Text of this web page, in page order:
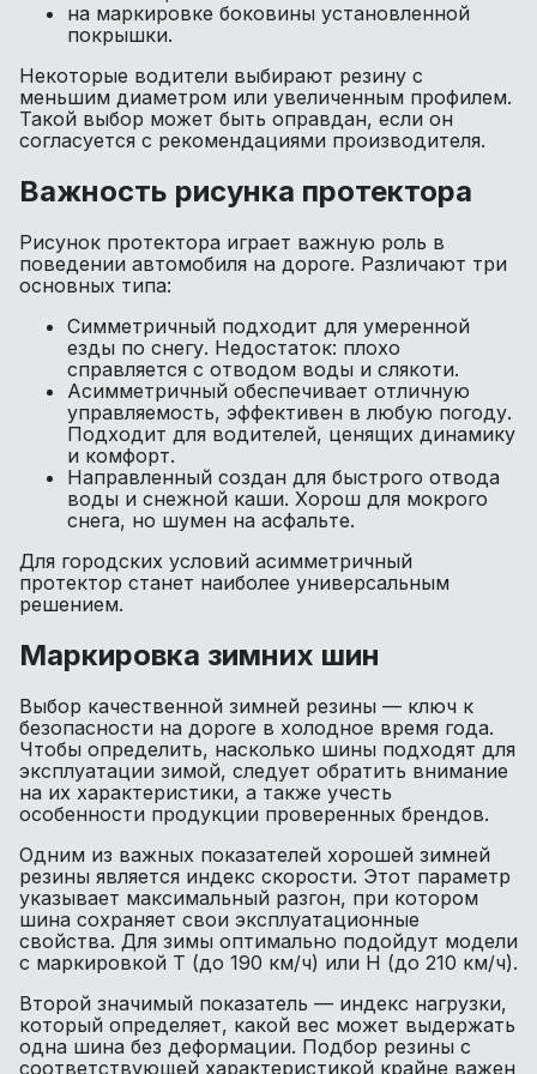
на маркировке боковины установленной
покрышки.
Некоторые водители выбирают резину с
меньшим диаметром или увеличенным профилем.
Такой выбор может быть оправдан, если он
согласуется с рекомендациями производителя.
Важность рисунка протектора
Рисунок протектора играет важную роль в
поведении автомобиля на дороге. Различают три
основных типа:
Симметричный подходит для умеренной
езды по снегу. Недостаток: плохо
справляется с отводом воды и слякоти.
Асимметричный обеспечивает отличную
управляемость, эффективен в любую погоду.
Подходит для водителей, ценящих динамику
и комфорт.
Направленный создан для быстрого отвода
воды и снежной каши. Хорош для мокрого
снега, но шумен на асфальте.
Для городских условий асимметричный
протектор станет наиболее универсальным
решением.
Маркировка зимних шин
Выбор качественной зимней резины — ключ к
безопасности на дороге в холодное время года.
Чтобы определить, насколько шины подходят для
эксплуатации зимой, следует обратить внимание
на их характеристики, а также учесть
особенности продукции проверенных брендов.
Одним из важных показателей хорошей зимней
резины является индекс скорости. Этот параметр
указывает максимальный разгон, при котором
шина сохраняет свои эксплуатационные
свойства. Для зимы оптимально подойдут модели
с маркировкой T (до 190 км/ч) или H (до 210 км/ч).
Второй значимый показатель — индекс нагрузки,
который определяет, какой вес может выдержать
одна шина без деформации. Подбор резины с
соответствующей характеристикой крайне важен